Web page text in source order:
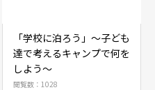
「学校に泊ろう」～子ども
達で考えるキャンプで何を
しよう～
閲覧数：1028